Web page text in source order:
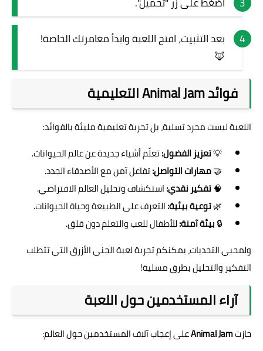
بعد التثبيت، افتح اللعبة وابدأ مغامرتك الخاصة!
🦊
فوائد Animal Jam التعليمية
اللعبة ليست مجرد تسلية، بل تجربة تعليمية مليئة بالفوائد:
💡تعزيز الفضول:تعلّم أشياء جديدة عن عالم الحيوانات.
🤝مهارات التواصل:تفاعل آمن مع الأصدقاء الجدد.
🧠تفكير نقدي:استكشاف وتحليل العالم الافتراضي.
🌿توعية بيئية:التعرف على الطبيعة وحياة الحيوانات.
🔒بيئة آمنة:للأطفال للعب والتعلم دون قلق.
ولمحبي التحديات، يمكنكم تجربةلعبة الجني الأزرقالتي تتطلب
التفكير والتحليل بطرق مسلية!
آراء المستخدمين حول اللعبة
حازتAnimal Jamعلى إعجاب آلاف المستخدمين حول العالم: